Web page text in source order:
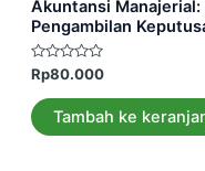
Akuntansi
Pengambilan
Dinilai
0
dari
5
Rp80.000
Tambah ke